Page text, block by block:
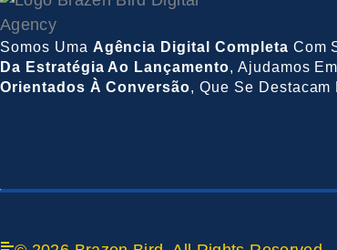
Somos Uma Agência Digital Completa Com
Da Estratégia Ao Lançamento, Ajudamos
Orientados À Conversão, Que Se Destacam